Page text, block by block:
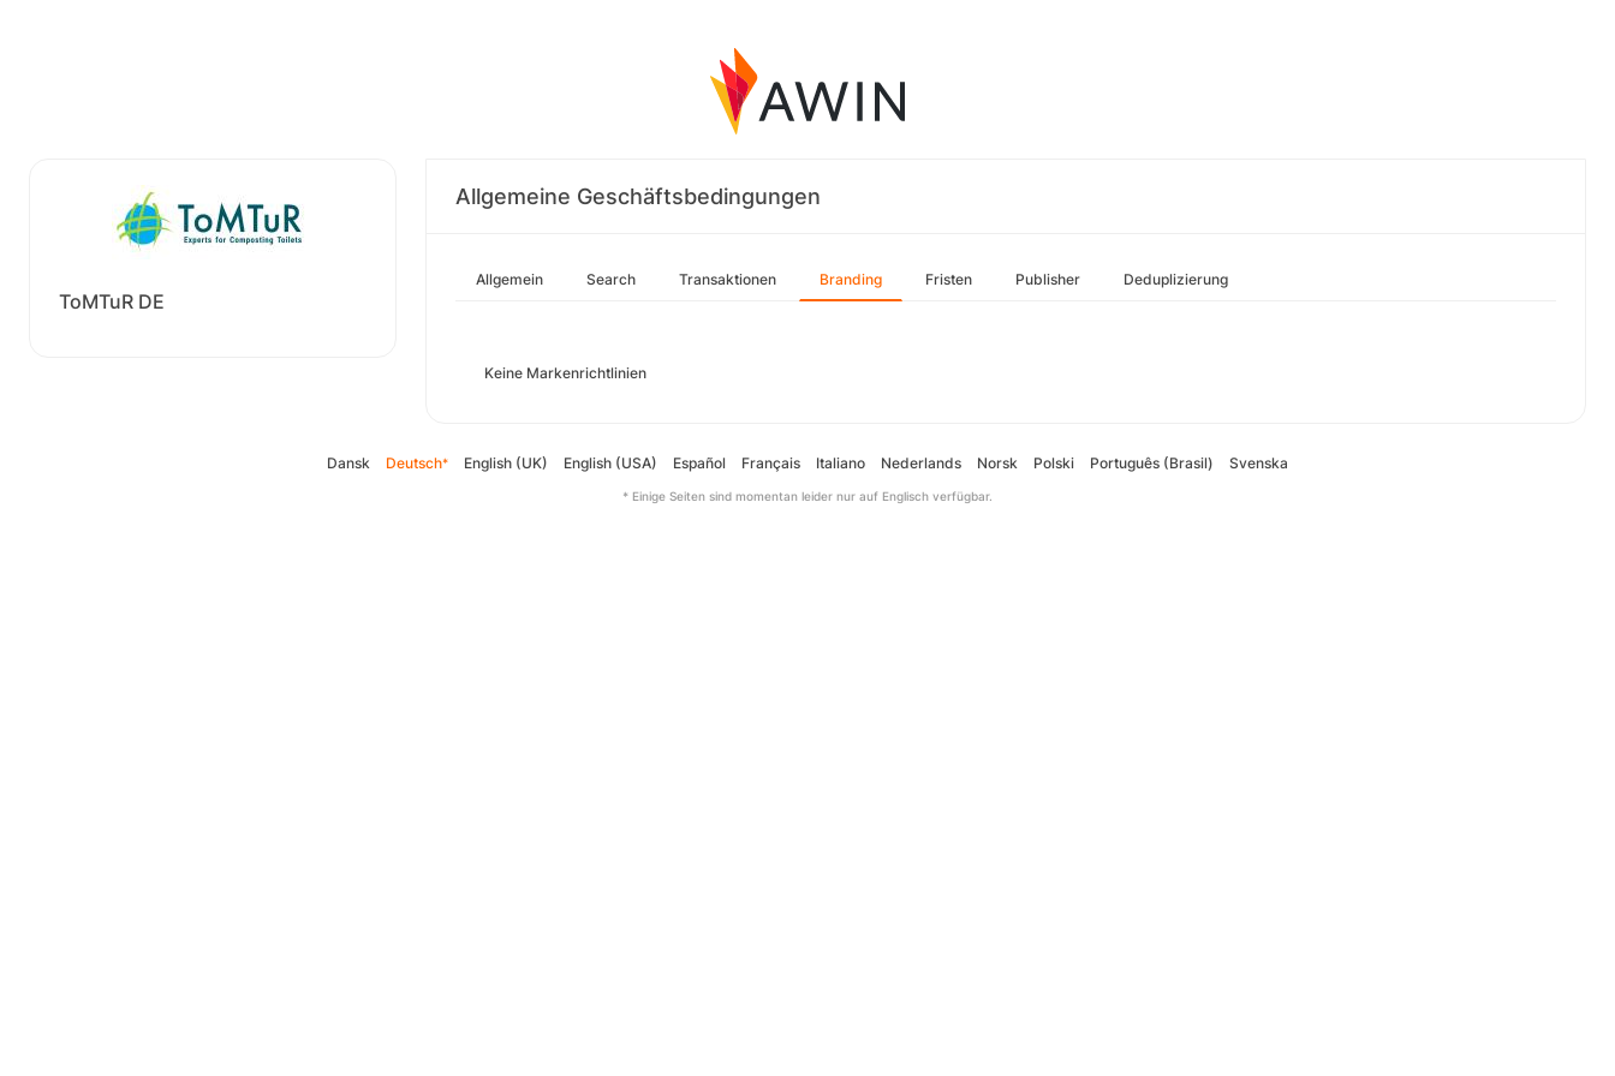
ToMTuR DE
Allgemeine Geschäftsbedingungen
Allgemein Search Transaktionen Branding Fristen Publisher Deduplizierung
Keine Markenrichtlinien
Dansk Deutsch* English (UK) English (USA) Español Français Italiano Nederlands Norsk Polski Português (Brasil) Svenska
* Einige Seiten sind momentan leider nur auf Englisch verfügbar.